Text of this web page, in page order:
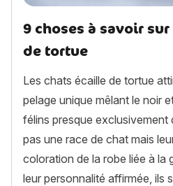
9 choses à savoir
de tortue
Les chats écaille de tortue
pelage unique mêlant le noir
félins presque exclusivement
pas une race de chat mais
coloration de la robe liée à la
leur personnalité affirmée, ils